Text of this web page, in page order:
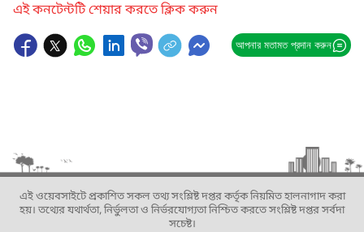
এই কনটেন্টটি শেয়ার করতে ক্লিক করুন
আপনার মতামত প্রদান করুন
এই ওয়েবসাইটে প্রকাশিত সকল তথ্য সংশ্লিষ্ট দপ্তর কর্তৃক নিয়মিত হালনাগাদ করা
হয়। তথ্যের যথার্থতা, নির্ভুলতা ও নির্ভরযোগ্যতা নিশ্চিত করতে সংশ্লিষ্ট দপ্তর সর্বদা
সচেষ্ট।